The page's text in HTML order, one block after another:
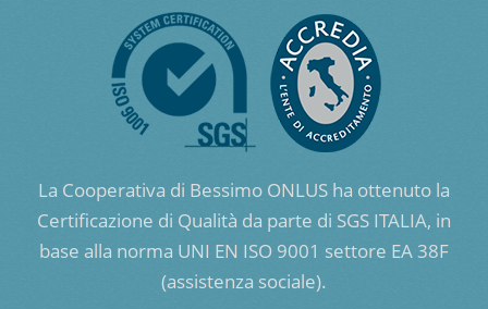
La Cooperativa di Bessimo ONLUS ha ottenuto la
Certificazione di Qualità da parte di SGS ITALIA, in
base alla norma UNI EN ISO 9001 settore EA 38F
(assistenza sociale).